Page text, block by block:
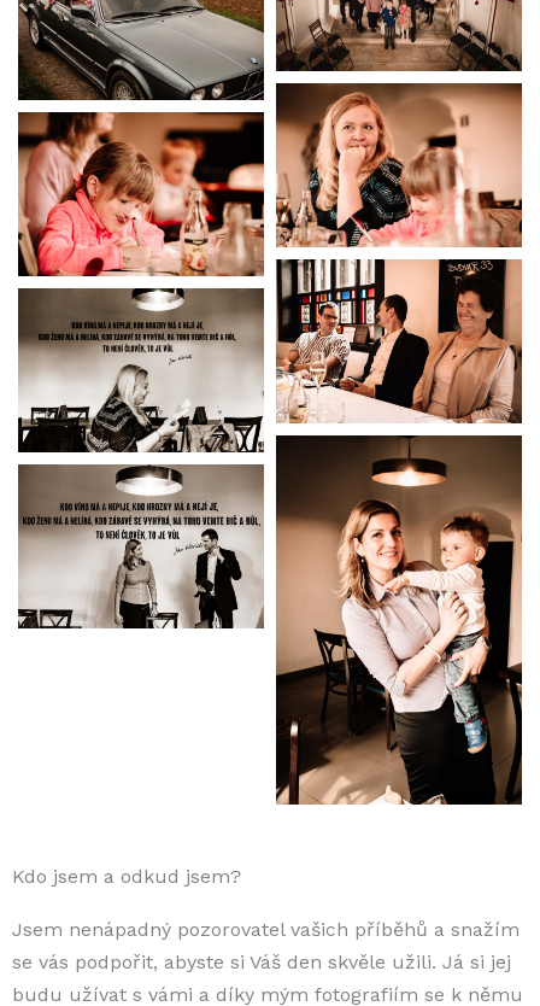
Kdo jsem a odkud jsem?
Jsem nenápadný pozorovatel vašich příběhů a snažím
se vás podpořit, abyste si Váš den skvěle užili. Já si jej
budu užívat s vámi a díky mým fotografiím se k němu